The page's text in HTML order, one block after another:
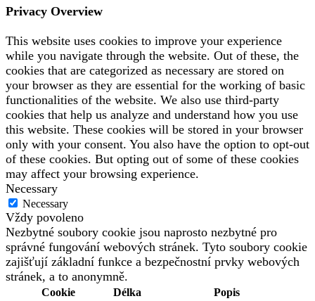
Privacy Overview
This website uses cookies to improve your experience
while you navigate through the website. Out of these, the
cookies that are categorized as necessary are stored on
your browser as they are essential for the working of basic
functionalities of the website. We also use third-party
cookies that help us analyze and understand how you use
this website. These cookies will be stored in your browser
only with your consent. You also have the option to opt-out
of these cookies. But opting out of some of these cookies
may affect your browsing experience.
Necessary
Necessary
Vždy povoleno
Nezbytné soubory cookie jsou naprosto nezbytné pro
správné fungování webových stránek. Tyto soubory cookie
zajišťují základní funkce a bezpečnostní prvky webových
stránek, a to anonymně.
Cookie Délka Popis